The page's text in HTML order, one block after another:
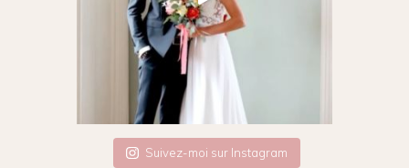
Suivez-moi sur Instagram